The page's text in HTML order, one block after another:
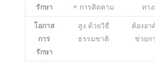
รักษา
+ การติดตาม
ทา
โอกาส
การ
รักษา
สูง ด้วยวิธี
ธรรมชาติ
ต้องอา
ช่วยก